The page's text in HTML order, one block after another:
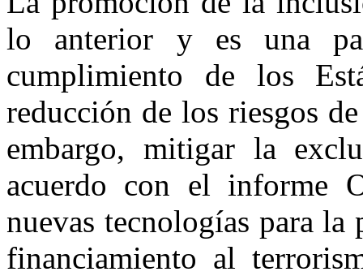
lo anterior y es una
cumplimiento de los
reducción de los riesgos
embargo, mitigar la
acuerdo con el informe
nuevas tecnologías para
financiamiento al